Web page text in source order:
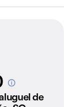
dos imóveis
pelode